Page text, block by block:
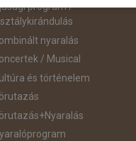
program /
nyaralás
/ Musical
és történelem